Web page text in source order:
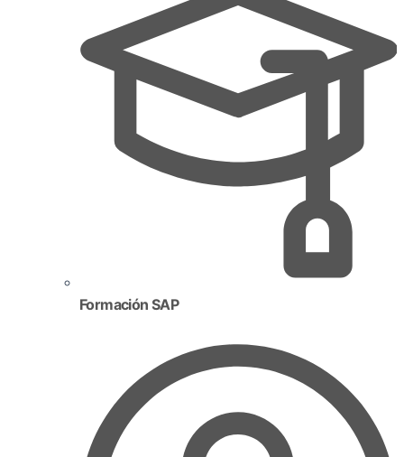
Formación SAP